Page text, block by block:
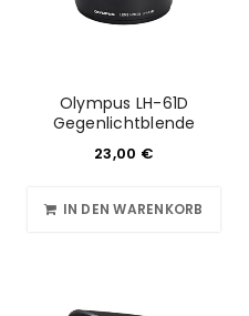
Olympus LH-61D
Gegenlichtblende
23,00 €
IN DEN WARENKORB